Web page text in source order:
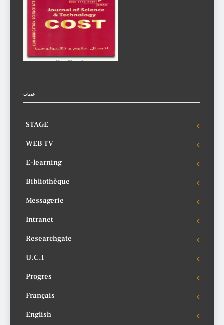
خدمات
STAGE
WEB TV
E-learning
Bibliothèque
Messagerie
Intranet
Researchgate
U.C.I
Progres
Français
English